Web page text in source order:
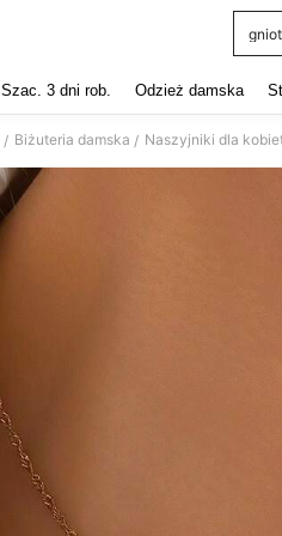
Szac. 3 dni rob. Odzież damska
/ Biżuteria damska / Naszyjniki dla